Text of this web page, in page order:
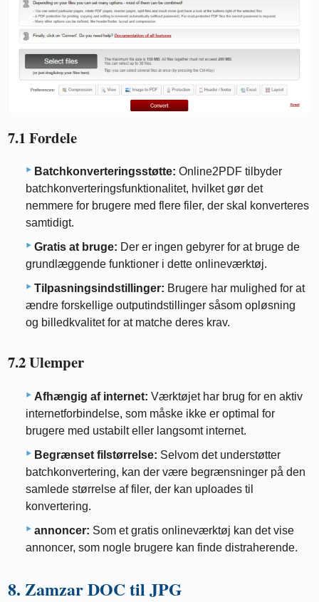
7.1 Fordele
Batchkonverteringsstøtte: Online2PDF tilbyder
batchkonverteringsfunktionalitet, hvilket gør det
nemmere for brugere med flere filer, der skal konverteres
samtidigt.
Gratis at bruge: Der er ingen gebyrer for at bruge de
grundlæggende funktioner i dette onlineværktøj.
Tilpasningsindstillinger: Brugere har mulighed for at
ændre forskellige outputindstillinger såsom opløsning
og billedkvalitet for at matche deres krav.
7.2 Ulemper
Afhængig af internet: Værktøjet har brug for en aktiv
internetforbindelse, som måske ikke er optimal for
brugere med ustabilt eller langsomt internet.
Begrænset filstørrelse: Selvom det understøtter
batchkonvertering, kan der være begrænsninger på den
samlede størrelse af filer, der kan uploades til
konvertering.
annoncer: Som et gratis onlineværktøj kan det vise
annoncer, som nogle brugere kan finde distraherende.
8. Zamzar DOC til JPG